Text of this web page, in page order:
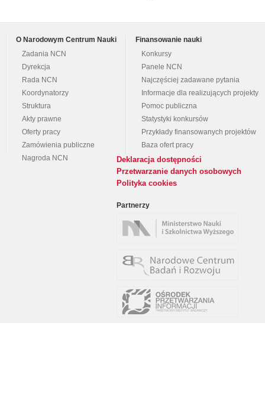
O Narodowym Centrum Nauki
Zadania NCN
Dyrekcja
Rada NCN
Koordynatorzy
Struktura
Akty prawne
Oferty pracy
Zamówienia publiczne
Nagroda NCN
Finansowanie nauki
Konkursy
Panele NCN
Najczęściej zadawane pytania
Informacje dla realizujących projekty
Pomoc publiczna
Statystyki konkursów
Przykłady finansowanych projektów
Baza ofert pracy
Deklaracja dostępności
Przetwarzanie danych osobowych
Polityka cookies
Partnerzy